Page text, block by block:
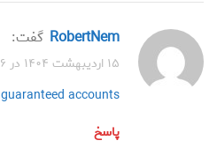
RobertNem گفت:
۱۵ اردیبهشت ۱۴۰۴ در ۸:۴۶ ب.ظ
guaranteed accounts
پاسخ